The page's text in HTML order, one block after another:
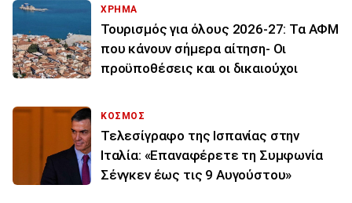
ΧΡΗΜΑ
Τουρισμός για όλους 2026-27: Τα ΑΦΜ
που κάνουν σήμερα αίτηση- Οι
προϋποθέσεις και οι δικαιούχοι
ΚΟΣΜΟΣ
Τελεσίγραφο της Ισπανίας στην
Ιταλία: «Επαναφέρετε τη Συμφωνία
Σένγκεν έως τις 9 Αυγούστου»